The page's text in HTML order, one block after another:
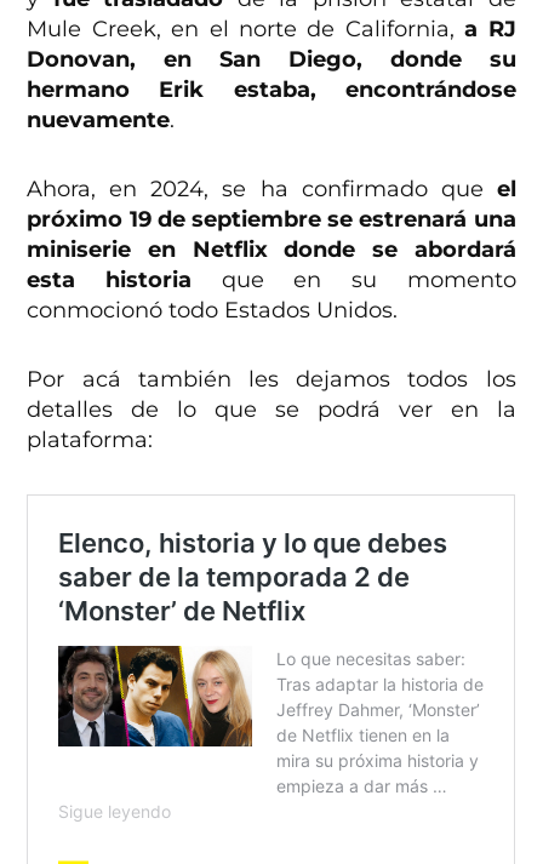
Mule Creek, en el norte de California,a RJ
Donovan, en San Diego, donde su
hermano Erik estaba, encontrándose
nuevamente.
Ahora, en 2024, se ha confirmado que el
próximo 19 de septiembre se estrenará una
miniserie en Netflix donde se abordará
esta historia que en su momento
conmocionó todo Estados Unidos.
Por acá también les dejamos todos los
detalles de lo que se podrá ver en la
plataforma: